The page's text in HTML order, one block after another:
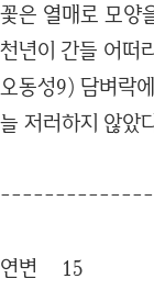
꽃은 열매로 모양
천년이 간들 어떠
오동성9) 담벼락
늘 저러하지 않았
연변 15